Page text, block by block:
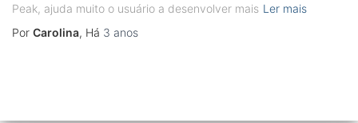
Peak, ajuda muito o usuário a desenvolver mais Ler mais
Por Carolina, Há 3 anos